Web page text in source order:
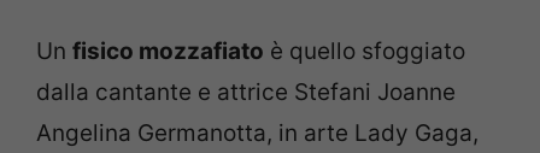
Un fisico mozzafiato è quello sfoggiato
dalla cantante e attrice Stefani Joanne
Angelina Germanotta, in arte Lady Gaga,